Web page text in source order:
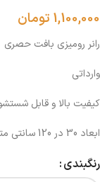
1,100,000 تومان
رانر رومیزی بافت حصری
وارداتی
کیفیت بالا و قابل
ابعاد 30 در 120 سانتی متر
رنگبندی